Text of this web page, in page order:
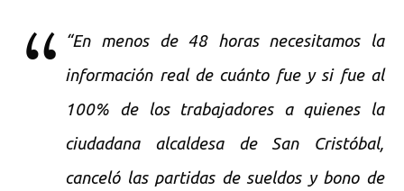
“En menos de 48 horas necesitamos la
información real de cuánto fue y si fue al
100% de los trabajadores a quienes la
ciudadana alcaldesa de San Cristóbal,
canceló las partidas de sueldos y bono de